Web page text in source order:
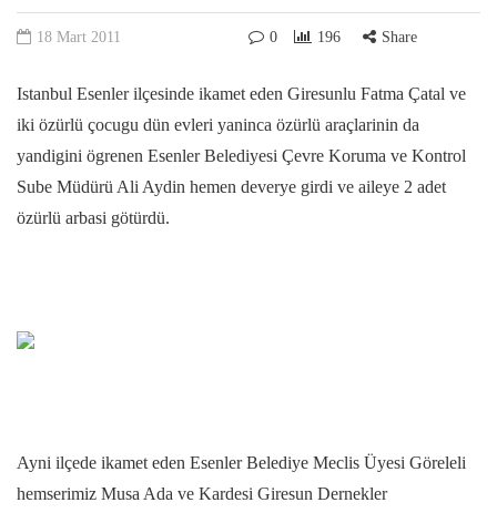
18 Mart 2011 0 196 Share
Istanbul Esenler ilçesinde ikamet eden Giresunlu Fatma Çatal ve
iki özürlü çocugu dün evleri yaninca özürlü araçlarinin da
yandigini ögrenen Esenler Belediyesi Çevre Koruma ve Kontrol
Sube Müdürü Ali Aydin hemen deverye girdi ve aileye 2 adet
özürlü arbasi götürdü.
Ayni ilçede ikamet eden Esenler Belediye Meclis Üyesi Göreleli
hemserimiz Musa Ada ve Kardesi Giresun Dernekler